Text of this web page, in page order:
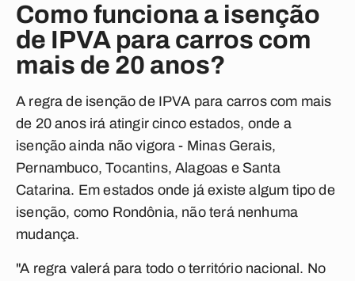
Como funciona a isenção
de IPVA para carros com
mais de 20 anos?
A regra de isenção de IPVA para carros com mais
de 20 anos irá atingir cinco estados, onde a
isenção ainda não vigora - Minas Gerais,
Pernambuco, Tocantins, Alagoas e Santa
Catarina. Em estados onde já existe algum tipo de
isenção, como Rondônia, não terá nenhuma
mudança.
"A regra valerá para todo o território nacional. No